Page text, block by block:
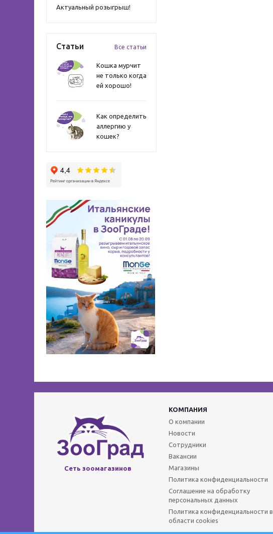
Актуальный розыгрыш!
Статьи Все статьи
Кошка мурчит
не только когда
ей хорошо!
Как определить
аллергию у
кошек?
Сеть зоомагазинов
КОМПАНИЯ
О компании
Новости
Сотрудники
Вакансии
Магазины
Политика конфиденциальности
Соглашение на обработку
персональных данных
Политика конфиденциальности в
области cookies